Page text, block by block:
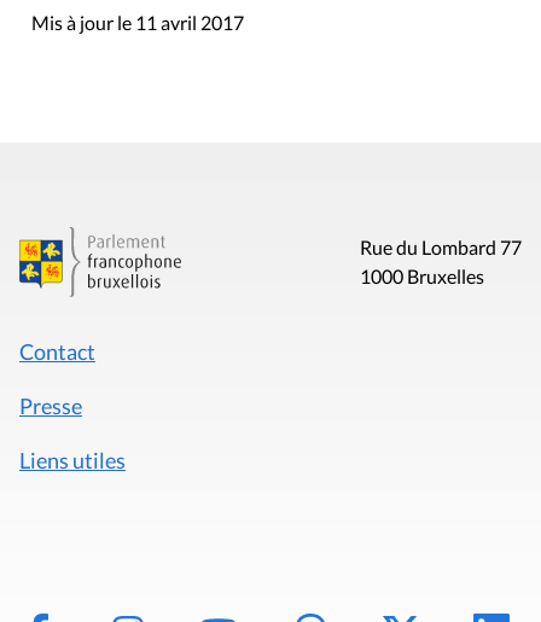
Mis à jour le 11 avril 2017
Rue du Lombard 77
1000 Bruxelles
Contact
Presse
Liens utiles